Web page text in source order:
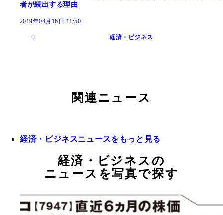
者が続出する理由
2019年04月16日 11:50
経済・ビジネス
関連ニュース
経済・ビジネスニュースをもっと見る
経済・ビジネスの
ニュースを写真で探す